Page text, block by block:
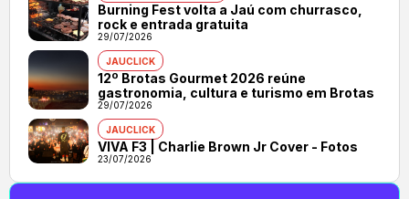
Burning Fest volta a Jaú com churrasco,
rock e entrada gratuita
29/07/2026
JAUCLICK
12º Brotas Gourmet 2026 reúne
gastronomia, cultura e turismo em Brotas
29/07/2026
JAUCLICK
VIVA F3 | Charlie Brown Jr Cover - Fotos
23/07/2026